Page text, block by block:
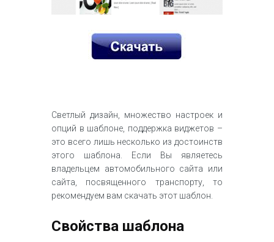
Светлый дизайн, множество настроек и
опций в шаблоне, поддержка виджетов –
это всего лишь несколько из достоинств
этого шаблона. Если Вы являетесь
владельцем автомобильного сайта или
сайта, посвященного транспорту, то
рекомендуем вам скачать этот шаблон.
Свойства шаблона